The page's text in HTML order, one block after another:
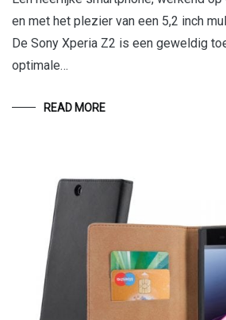
en met het plezier van een 5,2 inch
De Sony Xperia Z2 is een geweldig
optimale…
READ MORE